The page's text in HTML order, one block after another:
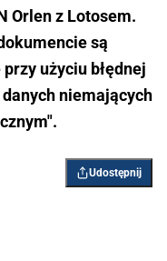
Orlen z Lotosem.
są
użyciu błędnej
niemających
Udostępnij